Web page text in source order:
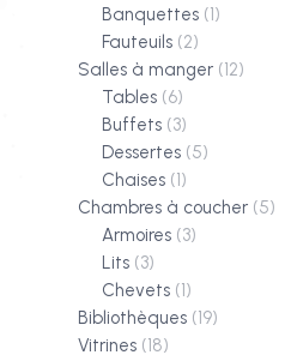
Banquettes (1)
Fauteuils (2)
Salles à manger (12)
Tables (6)
Buffets (3)
Dessertes (5)
Chaises (1)
Chambres à coucher (5)
Armoires (3)
Lits (3)
Chevets (1)
Bibliothèques (19)
Vitrines (18)